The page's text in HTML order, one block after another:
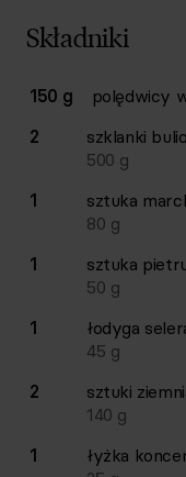
Składniki
Lista składników
Ilość Składnik
150 g
polędwicy
2
szklanki
500 g
1
sztuka
80 g
1
sztuka
50 g
1
łodyga
45 g
2
sztuki
140 g
1
łyżka